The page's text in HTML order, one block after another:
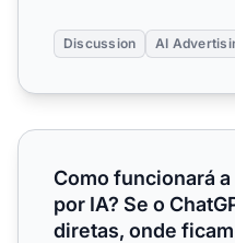
Discussion AI
Como funcionará a
Como funcionará
por IA? Se o
diretas, onde